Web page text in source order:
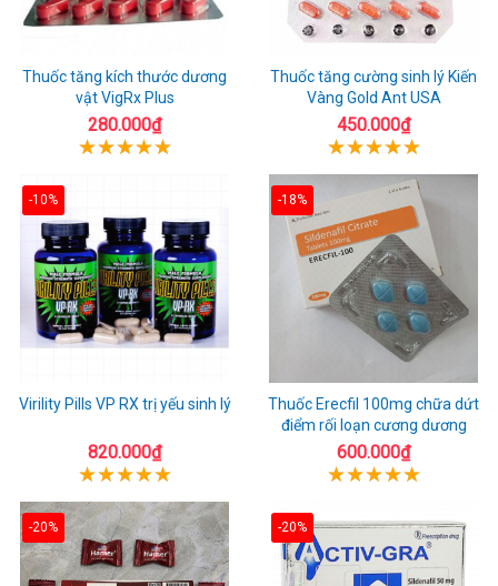
Thuốc tăng kích thước dương
vật VigRx Plus
280.000₫
Thuốc tăng cường sinh lý Kiến
Vàng Gold Ant USA
450.000₫
-10%
Virility Pills VP RX trị yếu sinh lý
820.000₫
-18%
Thuốc Erecfil 100mg chữa dứt
điểm rối loạn cương dương
600.000₫
-20% -20%